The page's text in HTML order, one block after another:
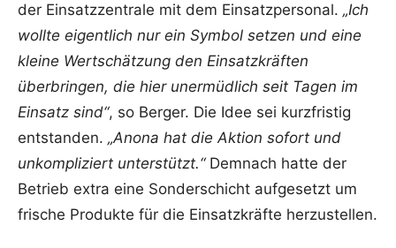
der Einsatzzentrale mit dem Einsatzpersonal. „Ich
wollte eigentlich nur ein Symbol setzen und eine
kleine Wertschätzung den Einsatzkräften
überbringen, die hier unermüdlich seit Tagen im
Einsatz sind“, so Berger. Die Idee sei kurzfristig
entstanden. „Anona hat die Aktion sofort und
unkompliziert unterstützt.“ Demnach hatte der
Betrieb extra eine Sonderschicht aufgesetzt um
frische Produkte für die Einsatzkräfte herzustellen.